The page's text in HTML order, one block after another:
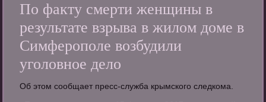
По факту смерти женщины в
результате взрыва в жилом доме в
Симферополе возбудили
уголовное дело
Об этом сообщает пресс-служба крымского следкома.